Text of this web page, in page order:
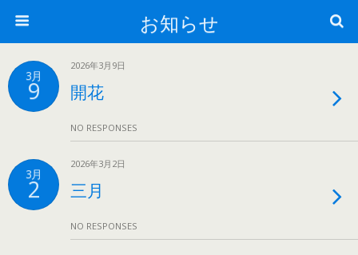
お知らせ
3月
9
2026年3月9日
開花
NO RESPONSES
3月
2
2026年3月2日
三月
NO RESPONSES